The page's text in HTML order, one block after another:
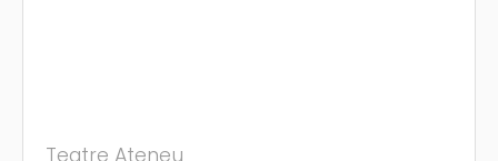
Teatre Ateneu